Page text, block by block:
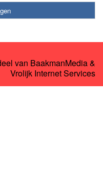
van BaakmanMedia&
Vrolijk Internet Services